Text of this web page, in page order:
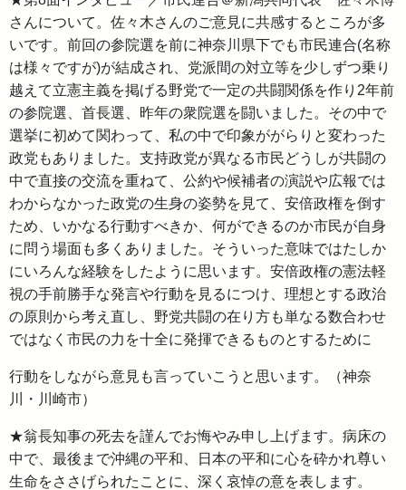
さんについて。佐々木さんのご意見に共感するところが多
いです。前回の参院選を前に神奈川県下でも市民連合(名称
は様々ですが)が結成され、党派間の対立等を少しずつ乗り
越えて立憲主義を掲げる野党で一定の共闘関係を作り2年前
の参院選、首長選、昨年の衆院選を闘いました。その中で
選挙に初めて関わって、私の中で印象ががらりと変わった
政党もありました。支持政党が異なる市民どうしが共闘の
中で直接の交流を重ねて、公約や候補者の演説や広報では
わからなかった政党の生身の姿勢を見て、安倍政権を倒す
ため、いかなる行動すべきか、何ができるのか市民が自身
に問う場面も多くありました。そういった意味ではたしか
にいろんな経験をしたように思います。安倍政権の憲法軽
視の手前勝手な発言や行動を見るにつけ、理想とする政治
の原則から考え直し、野党共闘の在り方も単なる数合わせ
ではなく市民の力を十全に発揮できるものとするために
行動をしながら意見も言っていこうと思います。（神奈
川・川崎市）
★翁長知事の死去を謹んでお悔やみ申し上げます。病床の
中で、最後まで沖縄の平和、日本の平和に心を砕かれ尊い
生命をささげられたことに、深く哀悼の意を表します。